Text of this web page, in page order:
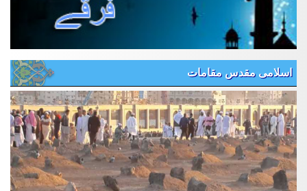
اسلامی مقدس مقامات